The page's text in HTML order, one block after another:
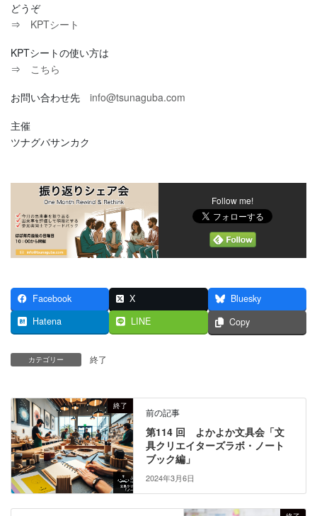
どうぞ
⇒ KPTシート
KPTシートの使い方は
⇒ こちら
お問い合わせ先 info@tsunaguba.com
主催
ツナグバサンカク
Follow me!
Facebook X
Bluesky
Hatena
LINE Copy
カテゴリー 終了
終了
前の記事
第114 回 よかよか文具会「文
具クリエイターズラボ・ノート
ブック編」
2024年3月6日